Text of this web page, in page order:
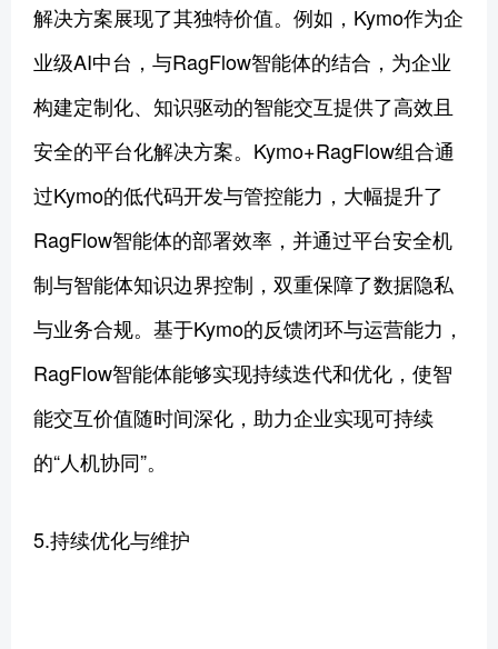
解决方案展现了其独特价值。例如，Kymo作为企
业级AI中台，与RagFlow智能体的结合，为企业
构建定制化、知识驱动的智能交互提供了高效且
安全的平台化解决方案。Kymo+RagFlow组合通
过Kymo的低代码开发与管控能力，大幅提升了
RagFlow智能体的部署效率，并通过平台安全机
制与智能体知识边界控制，双重保障了数据隐私
与业务合规。基于Kymo的反馈闭环与运营能力，
RagFlow智能体能够实现持续迭代和优化，使智
能交互价值随时间深化，助力企业实现可持续
的“人机协同”。
5.持续优化与维护